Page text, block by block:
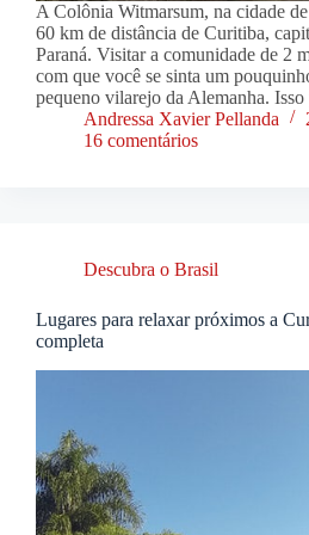
A Colônia Witmarsum, na cidade
60 km de distância de Curitiba,
Paraná. Visitar a comunidade de 2
com que você se sinta um
pequeno vilarejo da Alemanha.
Andressa Xavier Pellanda
16 comentários
Descubra o Brasil
Lugares para relaxar próximos a
completa